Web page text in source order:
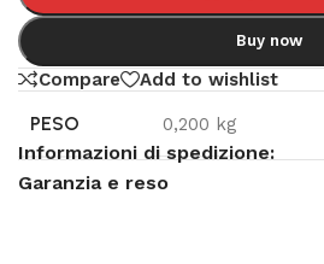
Buy now
Compare Add to wishlist
PESO 0,200 kg
Informazioni di spedizione:
Garanzia e reso